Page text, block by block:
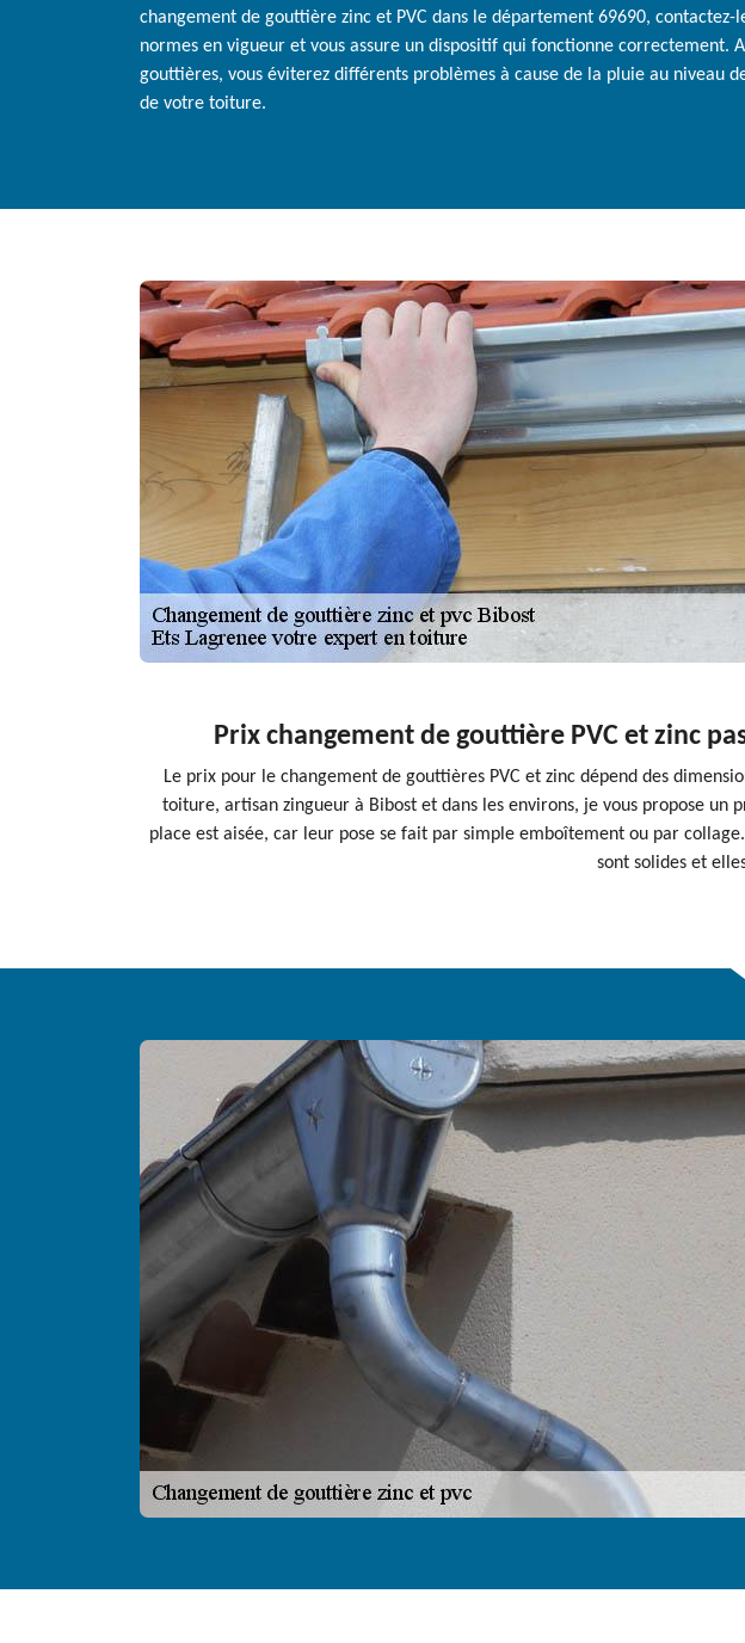
changement de gouttière zinc et PVC dans le département 69690, contactez-
normes en vigueur et vous assure un dispositif qui fonctionne correctement.
gouttières, vous éviterez différents problèmes à cause de la pluie au niveau
de votre toiture.
Prix changement de gouttière PVC et zinc
Le prix pour le changement de gouttières PVC et zinc dépend des
toiture, artisan zingueur à Bibost et dans les environs, je vous propose un
place est aisée, car leur pose se fait par simple emboîtement ou par
sont solides et